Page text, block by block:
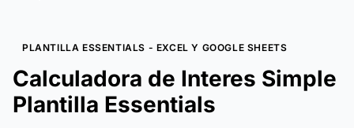
PLANTILLA ESSENTIALS - EXCEL Y GOOGLE SHEETS
Calculadora de Interes Simple
Plantilla Essentials